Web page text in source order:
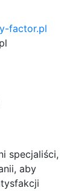
factor.pl
p7a
l
specjaliści,
aby